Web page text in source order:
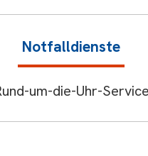
Notfalldienste
um-die-Uhr-Service